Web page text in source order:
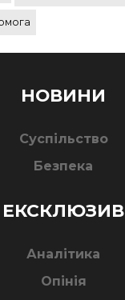
НОВИНИ
Суспільство
Безпека
ЕКСКЛЮЗИВ
Аналітика
Опінія